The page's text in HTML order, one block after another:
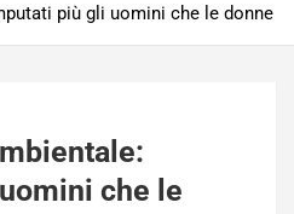
più gli uomini che le donne
che le